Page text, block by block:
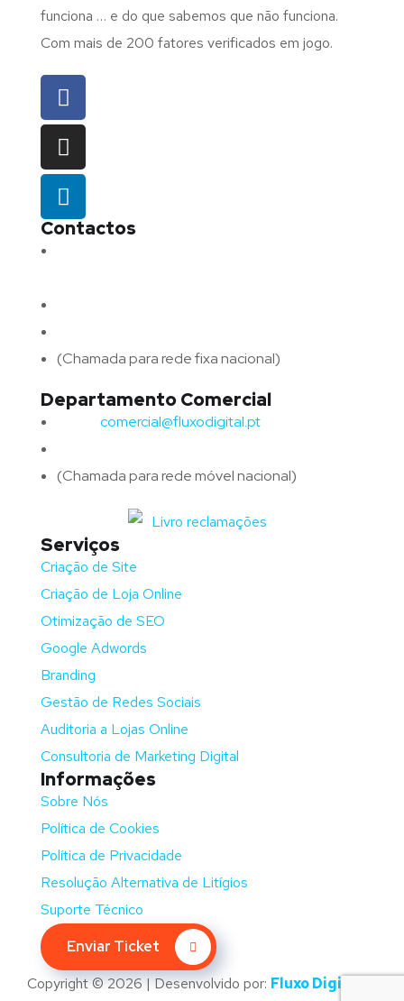
funciona … e do que sabemos que não funciona.
Com mais de 200 fatores verificados em jogo.
Contactos
(Chamada para rede fixa nacional)
Departamento Comercial
comercial@fluxodigital.pt
(Chamada para rede móvel nacional)
Serviços
Criação de Site
Criação de Loja Online
Otimização de SEO
Google Adwords
Branding
Gestão de Redes Sociais
Auditoria a Lojas Online
Consultoria de Marketing Digital
Informações
Sobre Nós
Política de Cookies
Política de Privacidade
Resolução Alternativa de Litígios
Suporte Técnico
Enviar Ticket
Copyright © 2026 | Desenvolvido por: Fluxo Digital –